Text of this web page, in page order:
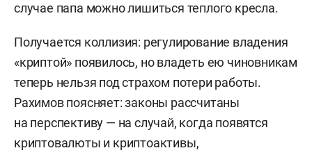
случае папа можно лишиться теплого кресла.
Получается коллизия: регулирование владения
«криптой» появилось, но владеть ею чиновникам
теперь нельзя под страхом потери работы.
Рахимов поясняет: законы рассчитаны
на перспективу — на случай, когда появятся
криптовалюты и криптоактивы,